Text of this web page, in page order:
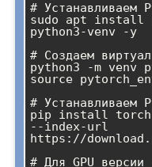
# Устанавливаем
sudo apt install
python3-venv -y
# Создаем
python3 -m venv
source
# Устанавливаем
pip install torch
--index-url
https://
# Для GPU версии